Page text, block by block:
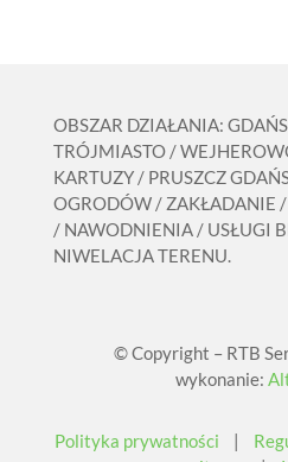
OBSZAR DZIAŁANIA:
TRÓJMIASTO /
KARTUZY / PRUSZCZ
OGRODÓW / ZAKŁADANIE
/ NAWODNIENIA / USŁUGI
NIWELACJA TERENU.
© Copyright – RTB
wykonanie:
Polityka prywatności |